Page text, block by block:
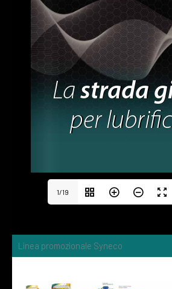
1/19
Linea promozionale Syneco